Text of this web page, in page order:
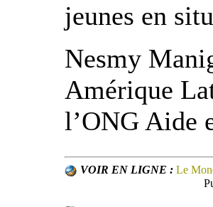
jeunes en
Nesmy
Amérique
l’ONG Aide
VOIR EN LIGNE : Le